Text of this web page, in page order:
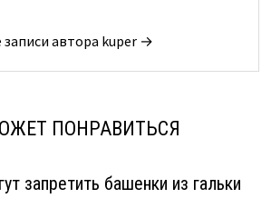
автора kuper →
ПОНРАВИТЬСЯ
запретить башенки из гальки